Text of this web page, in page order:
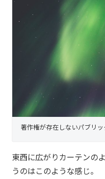
著作権が存在しないパブリ
東西に広がりカーテンの
うのはこのような感じ。